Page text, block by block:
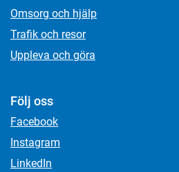
Omsorg och hjälp
Trafik och resor
Uppleva och göra
Följ oss
Facebook
Instagram
LinkedIn